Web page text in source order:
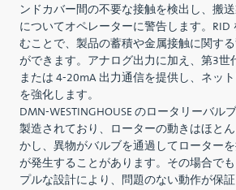
ンドカバー間の不要な接触を検出し、搬
についてオペレーターに警告します。RID
むことで、製品の蓄積や金属接触に関す
ができます。アナログ出力に加え、第3世
または 4-20mA 出力通信を提供し、ネッ
を強化します。
DMN-WESTINGHOUSE のロータリーバル
製造されており、ローターの動きはほと
かし、異物がバルブを通過してローター
が発生することがあります。その場合で
プルな設計により、問題のない動作が保